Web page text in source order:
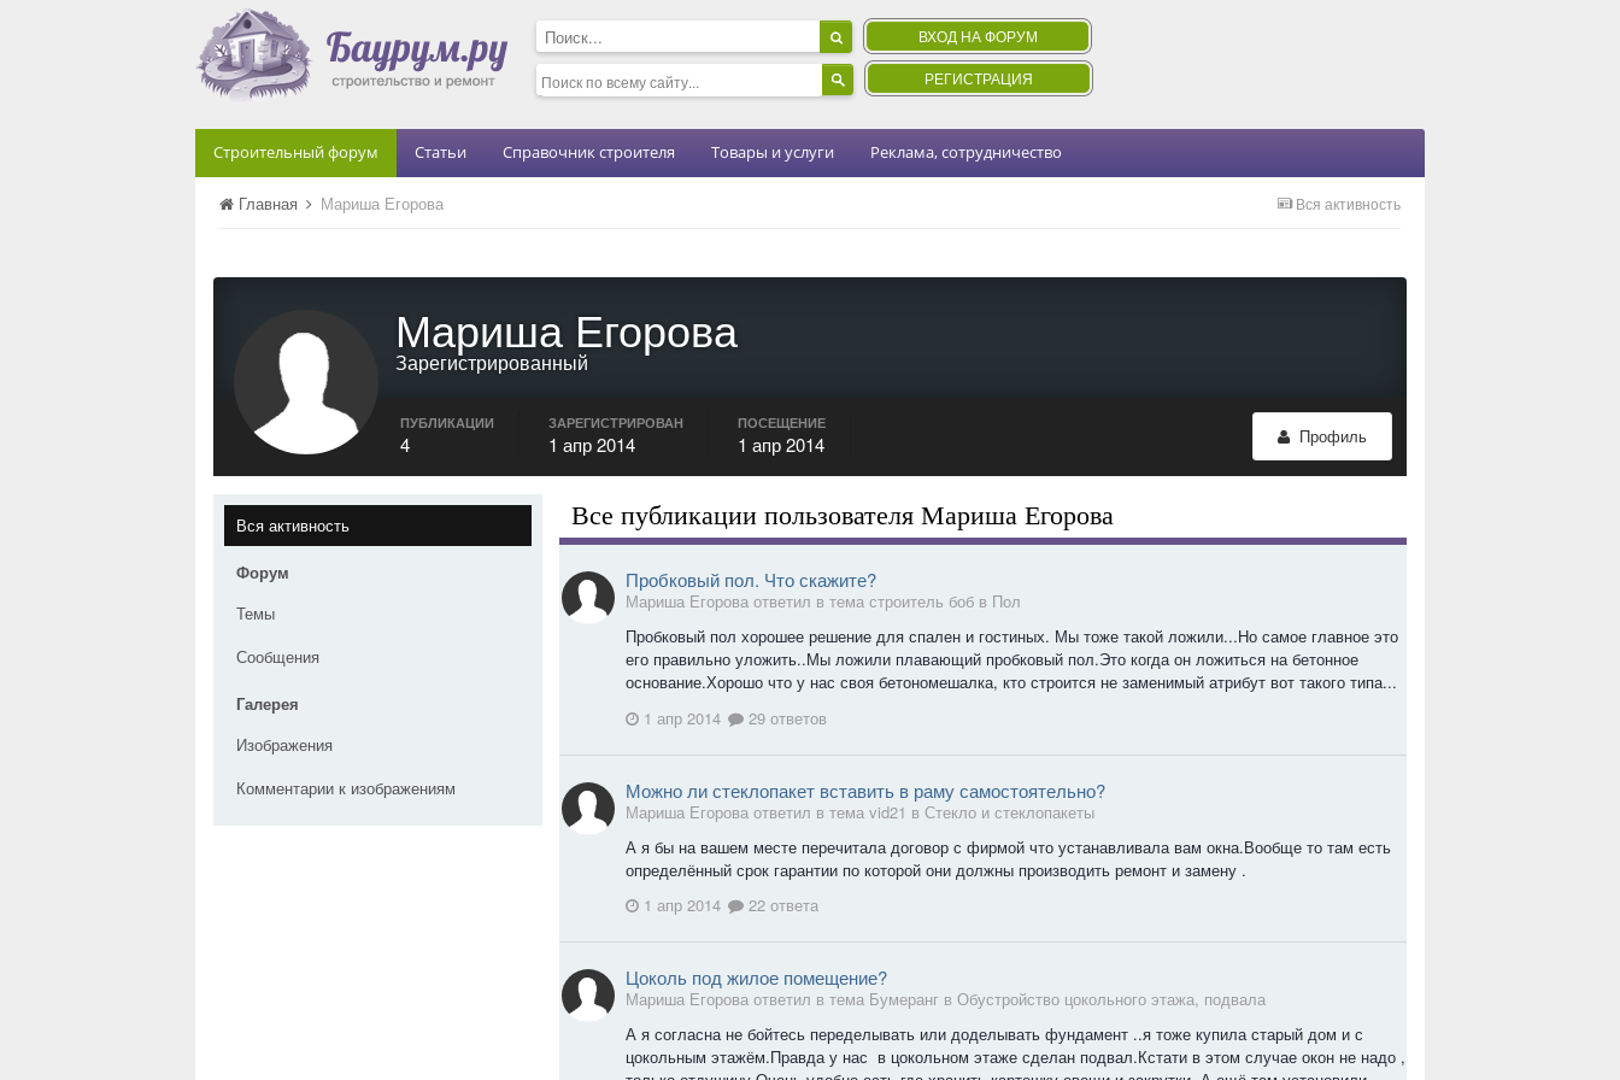
ВХОД НА ФОРУМ
РЕГИСТРАЦИЯ
Строительный форум Статьи Справочник строителя Товары и услуги Реклама, сотрудничество
Вся активность
Главная Мариша Егорова
Мариша Егорова
Зарегистрированный
Профиль
ПУБЛИКАЦИИ
4
ЗАРЕГИСТРИРОВАН
1 апр 2014
ПОСЕЩЕНИЕ
1 апр 2014
Вся активность
Форум
Темы
Сообщения
Галерея
Изображения
Комментарии к изображениям
Все публикации пользователя Мариша Егорова
Пробковый пол. Что скажите?
Мариша Егорова ответил в тема строитель боб в Пол
Пробковый пол хорошее решение для спален и гостиных. Мы тоже такой ложили...Но самое главное это
его правильно уложить..Мы ложили плавающий пробковый пол.Это когда он ложиться на бетонное
основание.Хорошо что у нас своя бетономешалка, кто строится не заменимый атрибут вот такого типа...
1 апр 2014
29 ответов
Можно ли стеклопакет вставить в раму самостоятельно?
Мариша Егорова ответил в тема vid21 в Стекло и стеклопакеты
А я бы на вашем месте перечитала договор с фирмой что устанавливала вам окна.Вообще то там есть
определённый срок гарантии по которой они должны производить ремонт и замену .
1 апр 2014
22 ответа
Цоколь под жилое помещение?
Мариша Егорова ответил в тема Бумеранг в Обустройство цокольного этажа, подвала
А я согласна не бойтесь переделывать или доделывать фундамент ..я тоже купила старый дом и с
цокольным этажём.Правда у нас в цокольном этаже сделан подвал.Кстати в этом случае окон не надо ,